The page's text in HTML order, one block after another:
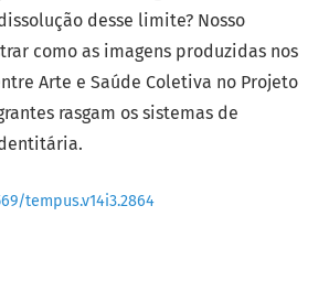
desse limite? Nosso
como as imagens produzidas nos
Arte e Saúde Coletiva no Projeto
rasgam os sistemas de
tempus.v14i3.2864